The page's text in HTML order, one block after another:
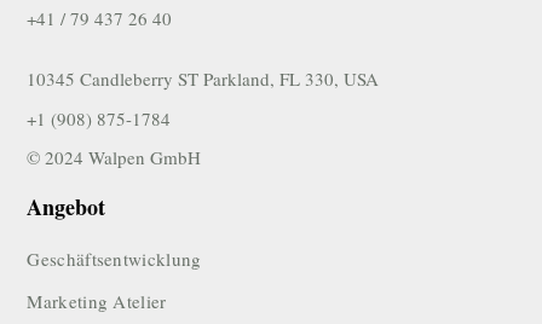
+41 / 79 437 26 40
10345 Candleberry ST Parkland, FL 330, USA
+1 (908) 875-1784
© 2024 Walpen GmbH
Angebot
Geschäftsentwicklung
Marketing Atelier